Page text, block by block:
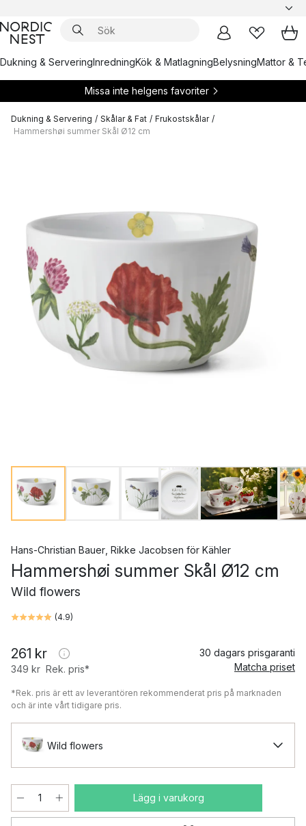
Dukning & ServeringInredningKök & MatlagningBelysningMattor &
Missa inte helgens favoriter
Dukning & Servering / Skålar & Fat / Frukostskålar /
Hammershøi summer Skål Ø12 cm
Hans-Christian Bauer Rikke Jacobsen för Kähler
Hammershøi summer Skål Ø12 cm
Wild flowers
(4.9)
261 kr
349 kr Rek. pris*
30 dagars prisgaranti
Matcha priset
*Rek. pris är ett av leverantören rekommenderat pris på marknaden
och är inte vårt tidigare pris.
Wild flowers
Lägg i varukorg